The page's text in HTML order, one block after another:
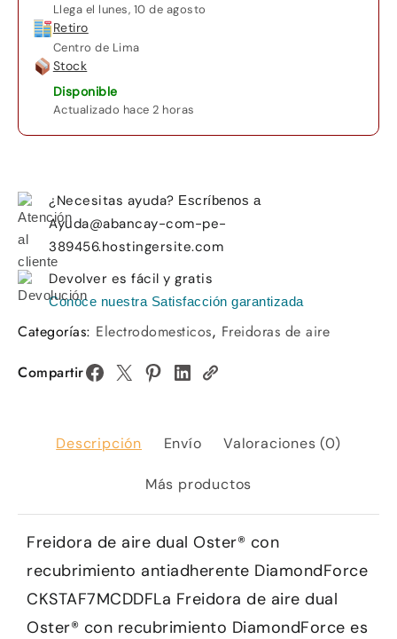
Llega el lunes, 10 de agosto
Retiro
Centro de Lima
Stock
Disponible
Actualizado hace 2 horas
¿Necesitas ayuda? Escríbenos a
Ayuda@abancay-com-pe-
389456.hostingersite.com
Devolver es fácil y gratis
Conoce nuestra Satisfacción garantizada
Categorías: Electrodomesticos, Freidoras de aire
Compartir
Descripción Envío Valoraciones (0)
Más productos
Freidora de aire dual Oster® con
recubrimiento antiadherente DiamondForce
CKSTAF7MCDDFLa Freidora de aire dual
Oster® con recubrimiento DiamondForce es